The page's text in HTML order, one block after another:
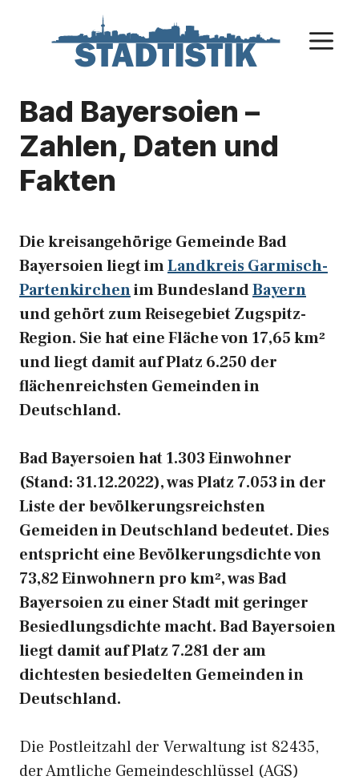
Bad Bayersoien –
Zahlen, Daten und
Fakten
Die kreisangehörige Gemeinde Bad
Bayersoien liegt imLandkreis Garmisch-
Partenkirchenim BundeslandBayern
und gehört zum Reisegebiet Zugspitz-
Region. Sie hat eine Fläche von 17,65 km²
und liegt damit auf Platz 6.250 der
flächenreichsten Gemeinden in
Deutschland.
Bad Bayersoien hat 1.303 Einwohner
(Stand: 31.12.2022), was Platz 7.053 in der
Liste der bevölkerungsreichsten
Gemeiden in Deutschland bedeutet. Dies
entspricht eine Bevölkerungsdichte von
73,82 Einwohnern pro km², was Bad
Bayersoien zu einer Stadt mit geringer
Besiedlungsdichte macht. Bad Bayersoien
liegt damit auf Platz 7.281 der am
dichtesten besiedelten Gemeinden in
Deutschland.
Die Postleitzahl der Verwaltung ist 82435,
der Amtliche Gemeindeschlüssel (AGS)